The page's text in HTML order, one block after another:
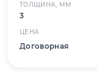
ТОЛЩИНА, ММ
3
ЦЕНА
Договорная